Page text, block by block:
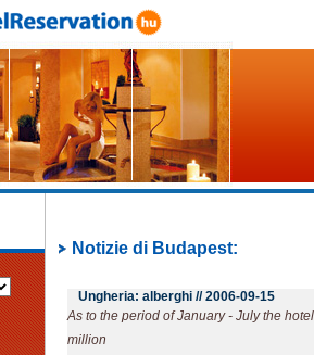
Notizie di Budapest:
Ungheria: alberghi //2006-09-15
As to the period of January - July the
million